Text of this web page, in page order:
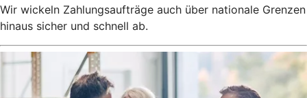
Wir wickeln Zahlungsaufträge auch über nationale Grenzen
hinaus sicher und schnell ab.